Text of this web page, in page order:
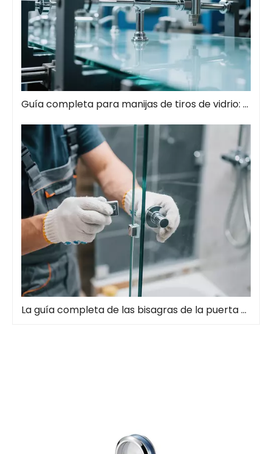
Guía completa para manijas de tiros de vidrio: el estilo se encuentra con la función
La guía completa de las bisagras de la puerta de la ducha: tipos, instalación y mantenimiento